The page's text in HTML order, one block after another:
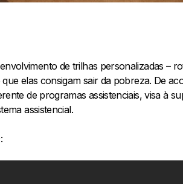
de trilhas personalizadas –
elas consigam sair da pobreza. De
de programas assistenciais, visa à
assistencial.